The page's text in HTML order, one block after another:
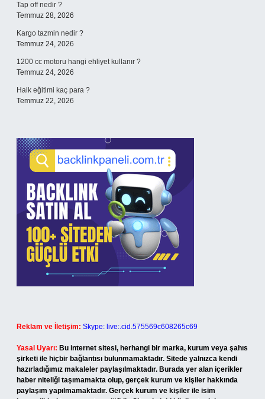
Tap off nedir ?
Temmuz 28, 2026
Kargo tazmin nedir ?
Temmuz 24, 2026
1200 cc motoru hangi ehliyet kullanır ?
Temmuz 24, 2026
Halk eğitimi kaç para ?
Temmuz 22, 2026
Reklam ve İletişim: Skype: live:.cid.575569c608265c69
Yasal Uyarı: Bu internet sitesi, herhangi bir marka, kurum veya şahıs
şirketi ile hiçbir bağlantısı bulunmamaktadır. Sitede yalnızca kendi
hazırladığımız makaleler paylaşılmaktadır. Burada yer alan içerikler
haber niteliği taşımamakta olup, gerçek kurum ve kişiler hakkında
paylaşım yapılmamaktadır. Gerçek kurum ve kişiler ile isim